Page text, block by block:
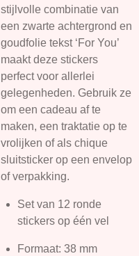
stijlvolle combinatie van
een zwarte achtergrond en
goudfolie tekst ‘For You’
maakt deze stickers
perfect voor allerlei
gelegenheden. Gebruik ze
om een cadeau af te
maken, een traktatie op te
vrolijken of als chique
sluitsticker op een envelop
of verpakking.
Set van 12 ronde
stickers op één vel
Formaat: 38 mm